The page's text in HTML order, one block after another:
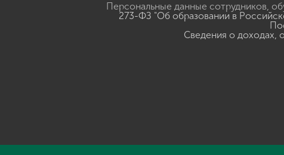
Персональные данные сотрудников,
273-ФЗ "Об образовании в
Сведения о доходах,